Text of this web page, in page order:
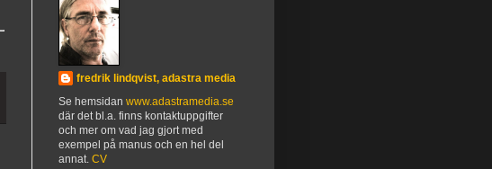
fredrik lindqvist, adastra media
Se hemsidan www.adastramedia.se
där det bl.a. finns kontaktuppgifter
och mer om vad jag gjort med
exempel på manus och en hel del
annat. CV